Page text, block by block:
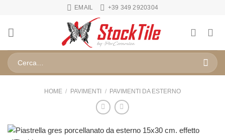
contenuti
EMAIL +39 349 2920304
Cerca:
HOME / PAVIMENTI / PAVIMENTI DA ESTERNO